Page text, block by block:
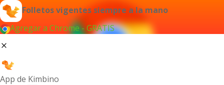
Folletos vigentes siempre a la mano
Agregar a Chrome - GRATIS
App de Kimbino